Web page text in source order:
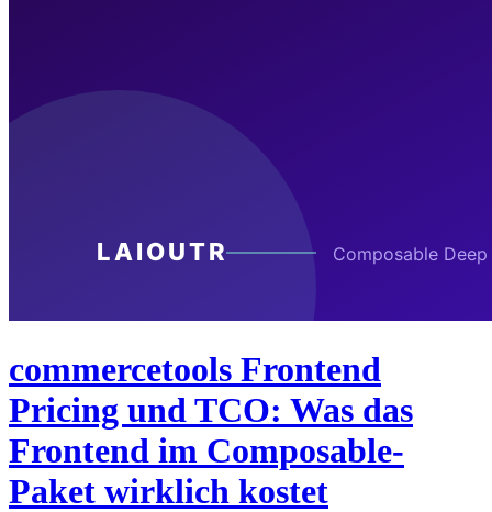
commercetools Frontend
Pricing und TCO: Was das
Frontend im Composable-
Paket wirklich kostet